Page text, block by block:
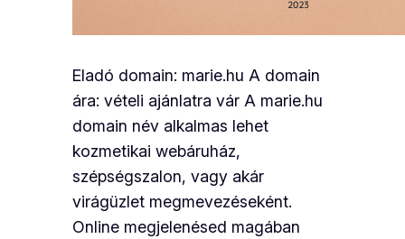
Eladó domain: marie.hu A domain
ára: vételi ajánlatra vár A marie.hu
domain név alkalmas lehet
kozmetikai webáruház,
szépségszalon, vagy akár
virágüzlet megmevezéseként.
Online megjelenésed magában